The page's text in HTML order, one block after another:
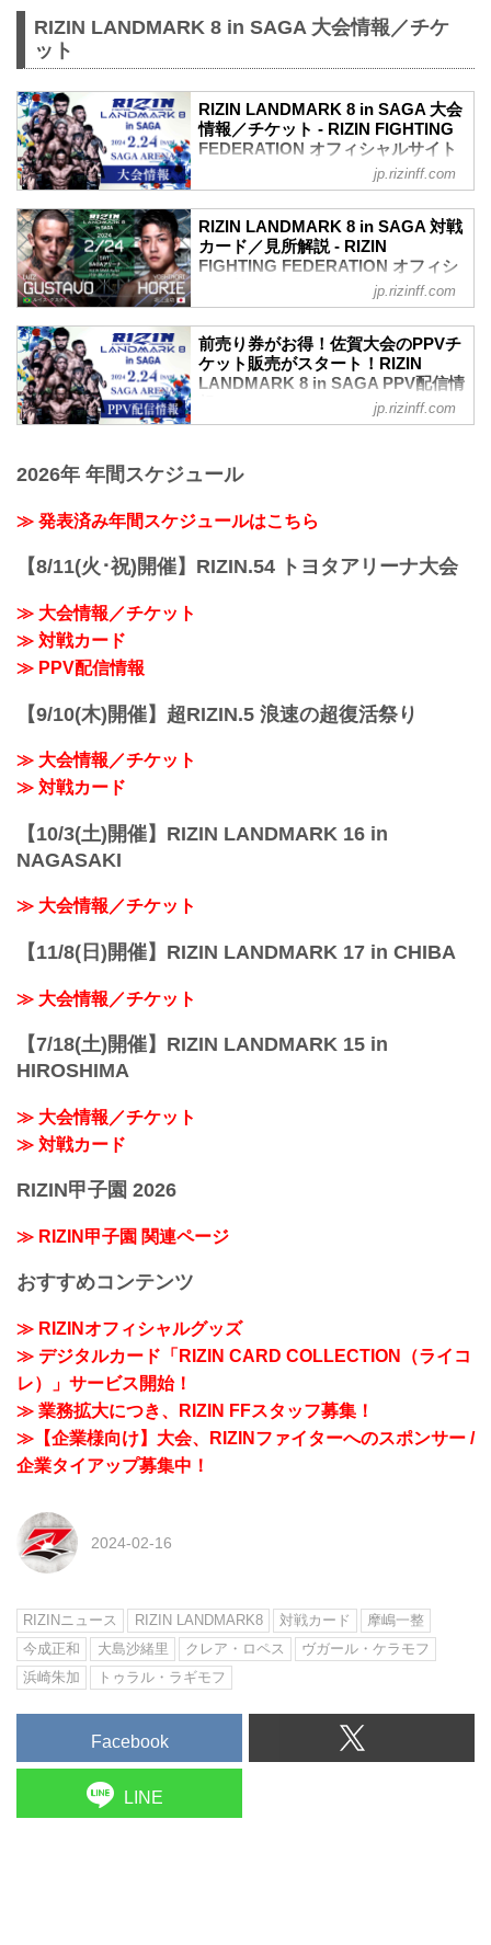
RIZIN LANDMARK 8 in SAGA 大会情報／チケ
ット
RIZIN LANDMARK 8 in SAGA 大会
情報／チケット - RIZIN FIGHTING
FEDERATION オフィシャルサイト
RIZIN LANDMARK 8 in SAGA 大会概要
2024年2月24日（土）12:00開場 / 14:00開
始
※オープニングファイトは12:30開始
※試合内容、イベント進行によって終了
予定時間が前後することがありますので
ご了承ください。
会場
バスでお越しの場合：佐賀駅バスセンタ
［30］SAGAサンライズパーク・自動車
［準急］SAGAサンライズパーク行き ※
土・日・祝日の...
jp.rizinff.com
RIZIN LANDMARK 8 in SAGA 対戦
カード／見所解説 - RIZIN
FIGHTING FEDERATION オフィシ
戦カードの見所を紹介！選手のバッグボ
ーンやストロングポイントを把握すれ
ば、試合観戦がもっと楽しくなる！観戦
※見所解説は随時更新いたします。
ルイス・グスタボ vs. 堀江圭功
総合力 | 決着率 | ハングリー精神 | サブミ
堀江圭功
jp.rizinff.com
前売り券がお得！佐賀大会のPPVチ
ケット販売がスタート！RIZIN
LANDMARK 8 in SAGA PPV配信情
FEDERATION オフィシャルサイト
LANDMARK 8 in SAGAのPPV配信チケッ
ABEMA、U-NEXT、RIZIN 100 CLUB、
RIZIN LIVEにて販売スタート！
会場に来れない方はお好きな配信サービ
スで、RIZIN LANDMARK 8 in SAGAを全
12:00〜 前売...
jp.rizinff.com
2026年 年間スケジュール
≫ 発表済み年間スケジュールはこちら
【8/11(火･祝)開催】RIZIN.54 トヨタアリーナ大会
≫ 大会情報／チケット
≫ 対戦カード
≫ PPV配信情報
【9/10(木)開催】超RIZIN.5 浪速の超復活祭り
≫ 大会情報／チケット
≫ 対戦カード
【10/3(土)開催】RIZIN LANDMARK 16 in
NAGASAKI
≫ 大会情報／チケット
【11/8(日)開催】RIZIN LANDMARK 17 in CHIBA
≫ 大会情報／チケット
【7/18(土)開催】RIZIN LANDMARK 15 in
HIROSHIMA
≫ 大会情報／チケット
≫ 対戦カード
RIZIN甲子園 2026
≫ RIZIN甲子園 関連ページ
おすすめコンテンツ
≫ RIZINオフィシャルグッズ
≫ デジタルカード「RIZIN CARD COLLECTION（ライコ
レ）」サービス開始！
≫ 業務拡大につき、RIZIN FFスタッフ募集！
≫【企業様向け】大会、RIZINファイターへのスポンサー /
企業タイアップ募集中！
2024-02-16
RIZINニュース RIZIN LANDMARK8 対戦カード
摩嶋一整
今成正和
大島沙緒里 クレア・ロペス
ヴガール・ケラモフ
浜崎朱加
トゥラル・ラギモフ
Facebook
LINE